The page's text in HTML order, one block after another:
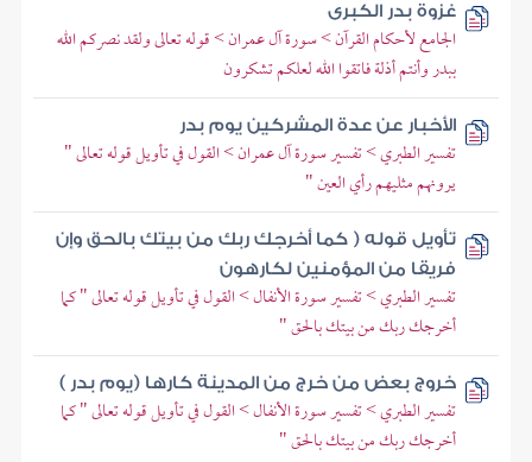
غزوة بدر الكبرى
الجامع لأحكام القرآن > سورة آل عمران > قوله تعالى ولقد نصركم الله
ببدر وأنتم أذلة فاتقوا الله لعلكم تشكرون
الأخبار عن عدة المشركين يوم بدر
تفسير الطبري > تفسير سورة آل عمران > القول في تأويل قوله تعالى "
يرونهم مثليهم رأي العين "
تأويل قوله ( كما أخرجك ربك من بيتك بالحق وإن
فريقا من المؤمنين لكارهون
تفسير الطبري > تفسير سورة الأنفال > القول في تأويل قوله تعالى " كما
أخرجك ربك من بيتك بالحق "
خروج بعض من خرج من المدينة كارها (يوم بدر )
تفسير الطبري > تفسير سورة الأنفال > القول في تأويل قوله تعالى " كما
أخرجك ربك من بيتك بالحق "